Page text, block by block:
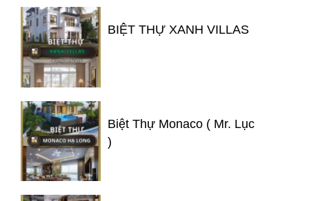
BIỆT THỰ XANH VILLAS
Biệt Thự Monaco ( Mr. Lục
)